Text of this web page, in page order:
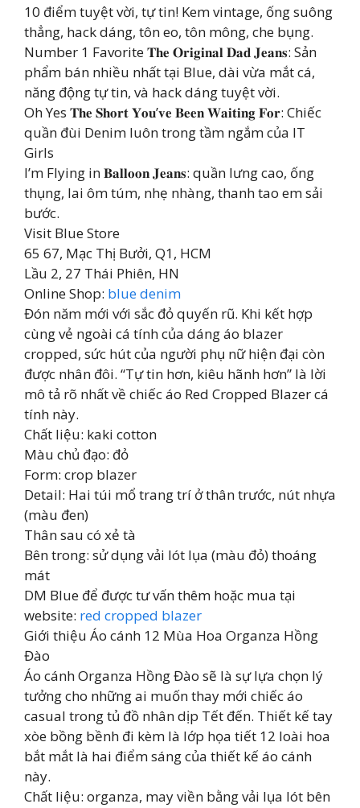
10 điểm tuyệt vời, tự tin! Kem vintage, ống suông
thẳng, hack dáng, tôn eo, tôn mông, che bụng.
Number 1 Favorite 𝐓𝐡𝐞 𝐎𝐫𝐢𝐠𝐢𝐧𝐚𝐥 𝐃𝐚𝐝 𝐉𝐞𝐚𝐧𝐬: Sản
phẩm bán nhiều nhất tại Blue, dài vừa mắt cá,
năng động tự tin, và hack dáng tuyệt vời.
Oh Yes 𝐓𝐡𝐞 𝐒𝐡𝐨𝐫𝐭 𝐘𝐨𝐮’𝐯𝐞 𝐁𝐞𝐞𝐧 𝐖𝐚𝐢𝐭𝐢𝐧𝐠 𝐅𝐨𝐫: Chiếc
quần đùi Denim luôn trong tầm ngắm của IT
Girls
I’m Flying in 𝐁𝐚𝐥𝐥𝐨𝐨𝐧 𝐉𝐞𝐚𝐧𝐬: quần lưng cao, ống
thụng, lai ôm túm, nhẹ nhàng, thanh tao em sải
bước.
Visit Blue Store
65 67, Mạc Thị Bưởi, Q1, HCM
Lầu 2, 27 Thái Phiên, HN
Online Shop: blue denim
Đón năm mới với sắc đỏ quyến rũ. Khi kết hợp
cùng vẻ ngoài cá tính của dáng áo blazer
cropped, sức hút của người phụ nữ hiện đại còn
được nhân đôi. “Tự tin hơn, kiêu hãnh hơn” là lời
mô tả rõ nhất về chiếc áo Red Cropped Blazer cá
tính này.
Chất liệu: kaki cotton
Màu chủ đạo: đỏ
Form: crop blazer
Detail: Hai túi mổ trang trí ở thân trước, nút nhựa
(màu đen)
Thân sau có xẻ tà
Bên trong: sử dụng vải lót lụa (màu đỏ) thoáng
mát
DM Blue để được tư vấn thêm hoặc mua tại
website: red cropped blazer
Giới thiệu Áo cánh 12 Mùa Hoa Organza Hồng
Đào
Áo cánh Organza Hồng Đào sẽ là sự lựa chọn lý
tưởng cho những ai muốn thay mới chiếc áo
casual trong tủ đồ nhân dịp Tết đến. Thiết kế tay
xòe bồng bềnh đi kèm là lớp họa tiết 12 loài hoa
bắt mắt là hai điểm sáng của thiết kế áo cánh
này.
Chất liệu: organza, may viền bằng vải lụa lót bên